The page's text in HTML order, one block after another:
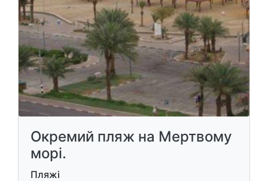
Окремий пляж на Мертвому
морі.
Пляжі